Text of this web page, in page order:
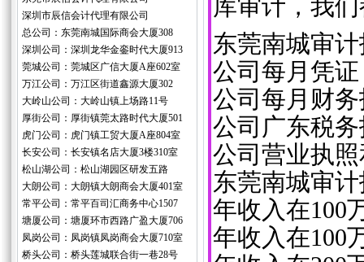
深圳市辰信会计代理有限公司
总公司：东莞南城国际商会大厦308
深圳公司：深圳龙华金銮时代大厦913
莞城公司：莞城区广信大厦A座602室
万江公司：万江区街道鑫源大厦302
大岭山公司：大岭山镇上场路11号
厚街公司：厚街镇莞太路时代大厦501
虎门公司：虎门镇工贸大厦A座804室
长安公司：长安镇名店大厦3楼310室
松山湖公司：松山湖园区研发五路
大朗公司：大朗镇大朗商会大厦401室
常平公司：常平百司汇商务中心1507
塘厦公司：塘厦环市西路广盈大厦706
凤岗公司：凤岗镇凤岗商会大厦710室
桥头公司：桥头莲城联合街一巷28号
库审计，我
东莞南城审
公司每月凭证
公司每月财
公司广东税
公司营业执
东莞南城审
年收入在100
年收入在100